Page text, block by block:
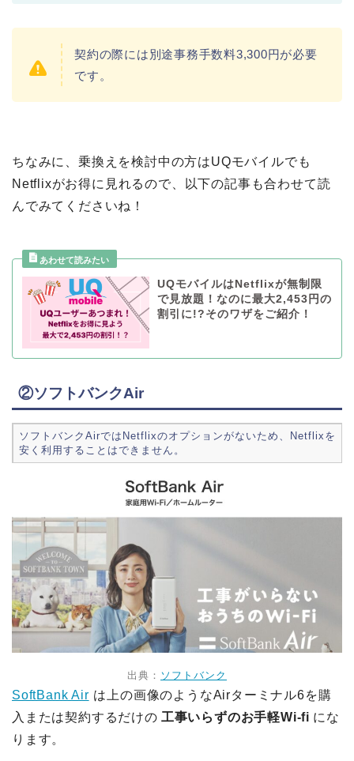
契約の際には別途事務手数料3,300円が必要
です。
ちなみに、乗換えを検討中の方はUQモバイルでも
Netflixがお得に見れるので、以下の記事も合わせて読
んでみてくださいね！
UQモバイルはNetflixが無制限
で見放題！なのに最大2,453円の
割引に!?そのワザをご紹介！
②ソフトバンクAir
ソフトバンクAirではNetflixのオプションがないため、Netflixを
安く利用することはできません。
出典： ソフトバンク
SoftBank Air は上の画像のようなAirターミナル6を購
入または契約するだけの 工事いらずのお手軽Wi-fi にな
ります。